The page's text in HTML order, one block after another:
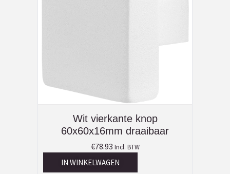
Wit vierkante knop
60x60x16mm draaibaar
€78.93 Incl. BTW
IN WINKELWAGEN